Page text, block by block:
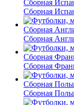
Сборная
Сборная
Сборная
Сборная